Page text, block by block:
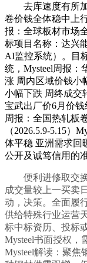
去库速度有所加
卷价钱全体稳中上
报：全球板材市场
标项目名称：达兴
AI监控系统）。目
统，Mysteel周报
涨 周内区域价钱小
小幅下跌 周终成交
宝武出厂价6月价
周报：全国热轧板
（2026.5.9-5.15）
体平稳 亚洲需求回
公开及诚笃信用的
便利进修取交换
成交量较上一买卖
动，决策。全面履
供给特殊行业运营
标中标资历、投标
Mysteel书面授权，
Mysteel解读：聚焦